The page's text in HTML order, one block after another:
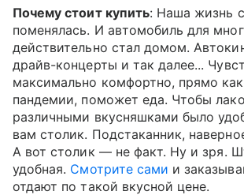
Почему стоит купить: Наша жизнь
поменялась. И автомобиль для
действительно стал домом.
драйв-концерты и так далее...
максимально комфортно, прямо
пандемии, поможет еда. Чтобы
различными вкусняшками было
вам столик. Подстаканник,
А вот столик — не факт. Ну и зря.
удобная. Смотрите сами и
отдают по такой вкусной цене.